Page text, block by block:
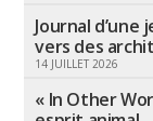
Journal
vers des
14 JUILLET 2026
« In Other